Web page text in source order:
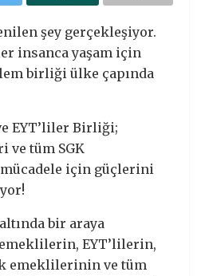
şey gerçekleşiyor.
insanca yaşam için
birliği ülke çapında
EYT’liler Birliği;
ve tüm SGK
için güçlerini
bir araya
EYT’lilerin,
emeklilerinin ve tüm